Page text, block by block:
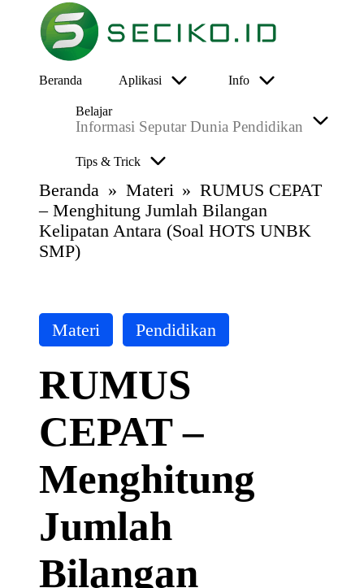
e
Berbagi
Informasi
Tutorial
Beranda Aplikasi Info
Belajar
Informasi Seputar Dunia Pendidikan
Tips & Trick
Beranda » Materi » RUMUS CEPAT
– Menghitung Jumlah Bilangan
Kelipatan Antara (Soal HOTS UNBK
SMP)
Posted
in
Materi Pendidikan
RUMUS
CEPAT –
Menghitung
Jumlah
Bilangan